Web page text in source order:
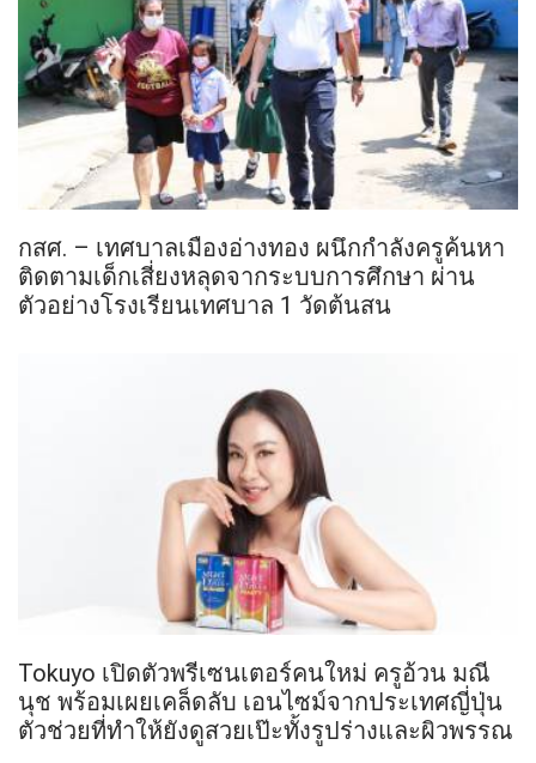
กสศ. – เทศบาลเมืองอ่างทอง ผนึกกำลังครูค้นหา
ติดตามเด็กเสี่ยงหลุดจากระบบการศึกษา ผ่าน
ตัวอย่างโรงเรียนเทศบาล 1 วัดต้นสน
Tokuyo เปิดตัวพรีเซนเตอร์คนใหม่ ครูอ้วน มณี
นุช พร้อมเผยเคล็ดลับ เอนไซม์จากประเทศญี่ปุ่น
ตัวช่วยที่ทำให้ยังดูสวยเป๊ะทั้งรูปร่างและผิวพรรณ